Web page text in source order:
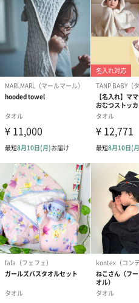
ベビーアイテムだけでなく、バ
気を博しています。
商品にこだわり抜く「kontex（
使用した「バスタオル」や「ハ
トなお肌も優しく包み込んでく
出産祝いにピッタリ
可愛らしいセット
家族が増える嬉しい日には、気
を贈りたいものです。
「kontex（コンテックス）」が
セットは、品質はもちろん赤ちゃ
わせています。
新しい家族の赤ちゃんはもちろん